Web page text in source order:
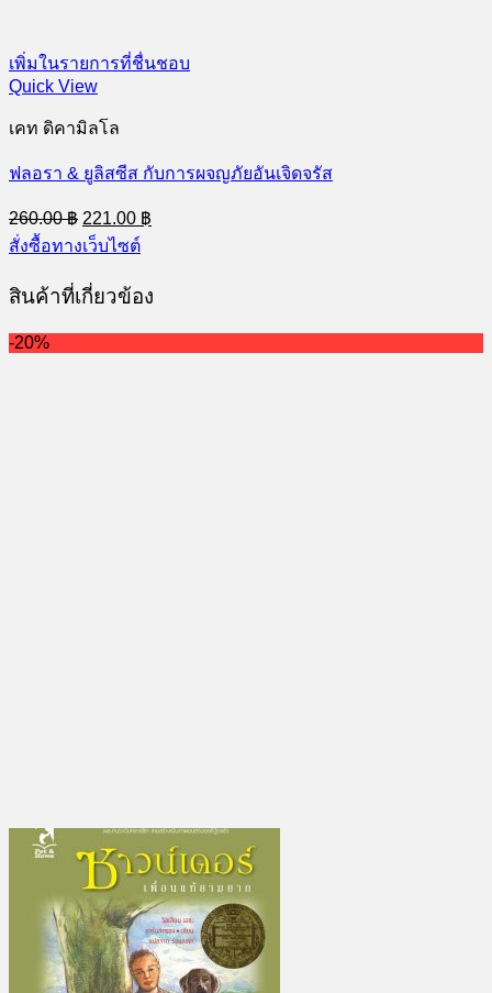
เพิ่มในรายการที่ชื่นชอบ
Quick View
เคท ดิคามิลโล
ฟลอรา & ยูลิสซีส กับการผจญภัยอันเจิดจรัส
260.00฿ Original
price
was:
221.00 ฿
price
สั่งซื้อทางเว็บไซต์
สินค้าที่เกี่ยวข้อง
-20%